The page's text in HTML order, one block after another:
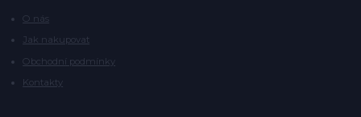
O nás
Jak nakupovat
Obchodní podmínky
Kontakty